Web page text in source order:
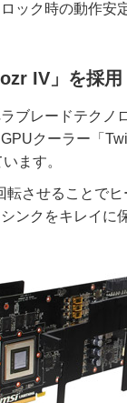
ック時の動作安
IV」を採用
ブレードテク
クーラー「
ます。
させることで
ンクをキレイ